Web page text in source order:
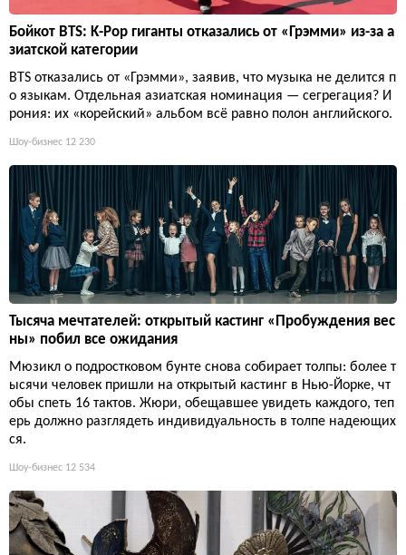
Бойкот BTS: K-Pop гиганты отказались от «Грэмми» из-за а
зиатской категории
BTS отказались от «Грэмми», заявив, что музыка не делится п
о языкам. Отдельная азиатская номинация — сегрегация? И
рония: их «корейский» альбом всё равно полон английского.
Шоу-бизнес 12 230
Тысяча мечтателей: открытый кастинг «Пробуждения вес
ны» побил все ожидания
Мюзикл о подростковом бунте снова собирает толпы: более т
ысячи человек пришли на открытый кастинг в Нью-Йорке, чт
обы спеть 16 тактов. Жюри, обещавшее увидеть каждого, теп
ерь должно разглядеть индивидуальность в толпе надеющих
ся.
Шоу-бизнес 12 534